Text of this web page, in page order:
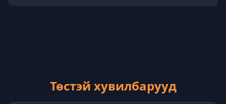
Төстэй хувилбарууд